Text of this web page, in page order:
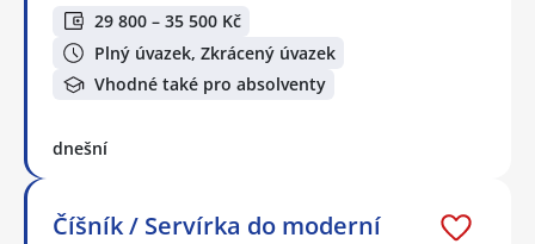
29 800 – 35 500 Kč
Plný úvazek, Zkrácený úvazek
Vhodné také pro absolventy
dnešní
Číšník / Servírka do moderní